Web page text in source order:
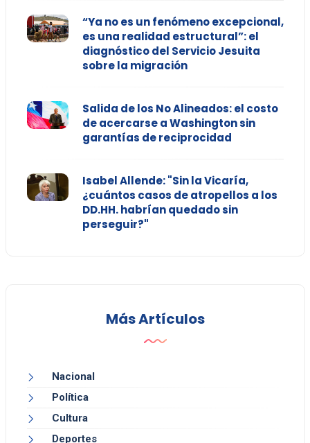
“Ya no es un fenómeno excepcional,
es una realidad estructural”: el
diagnóstico del Servicio Jesuita
sobre la migración
Salida de los No Alineados: el costo
de acercarse a Washington sin
garantías de reciprocidad
Isabel Allende: "Sin la Vicaría,
¿cuántos casos de atropellos a los
DD.HH. habrían quedado sin
perseguir?"
Más Artículos
Nacional
Política
Cultura
Deportes